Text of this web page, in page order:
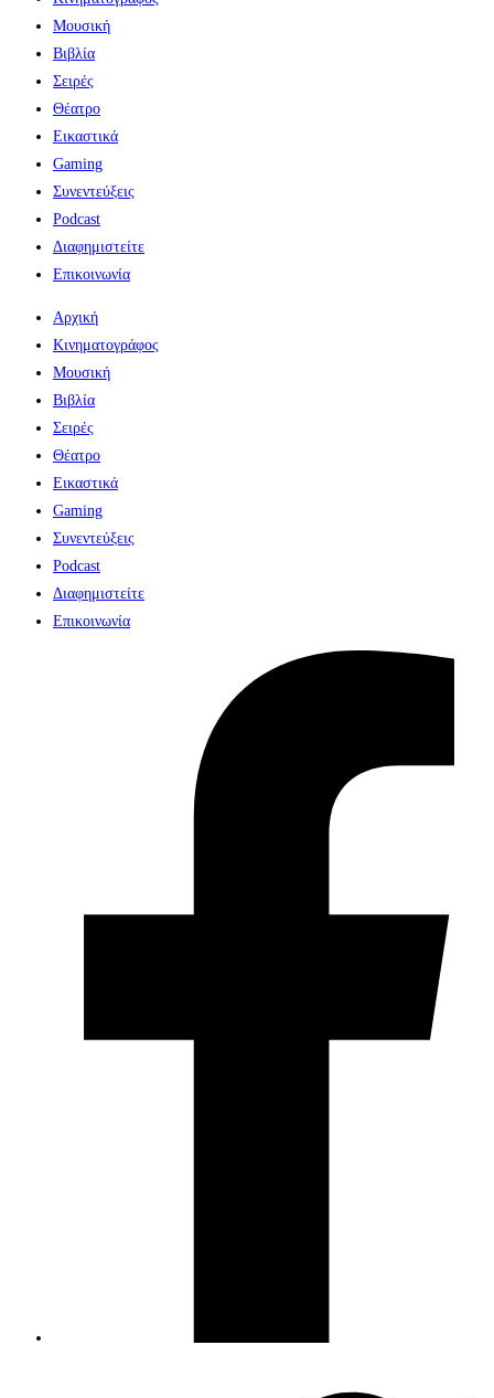
Μουσική
Βιβλία
Σειρές
Θέατρο
Εικαστικά
Gaming
Συνεντεύξεις
Podcast
Διαφημιστείτε
Επικοινωνία
Αρχική
Κινηματογράφος
Μουσική
Βιβλία
Σειρές
Θέατρο
Εικαστικά
Gaming
Συνεντεύξεις
Podcast
Διαφημιστείτε
Επικοινωνία